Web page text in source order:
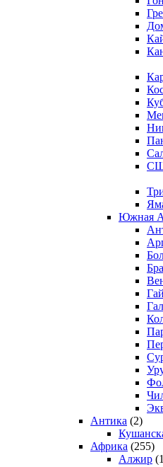
Южная
Антика (2)
Африка (255)
Алжир